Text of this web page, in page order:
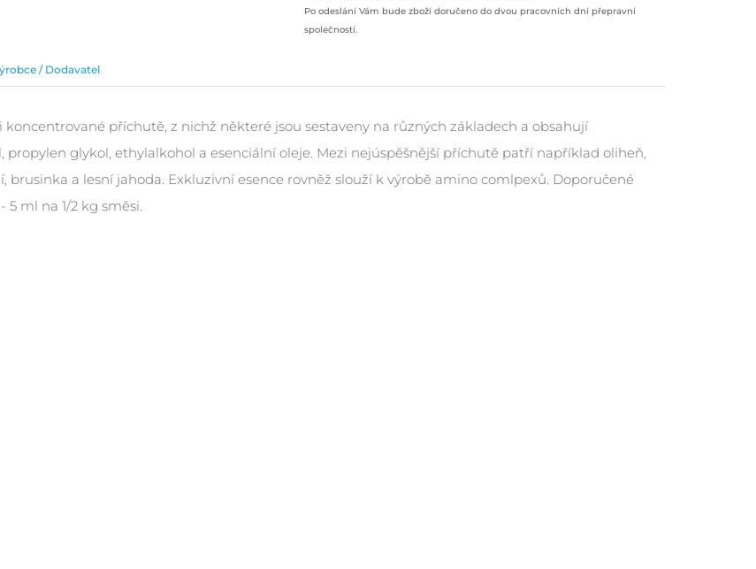
Po odeslání Vám bude zboží doručeno do dvou pracovních dní přepravní
společností.
/ Dodavatel
koncentrované příchutě, z nichž některé jsou sestaveny na různých základech a obsahují
propylen glykol, ethylalkohol a esenciální oleje. Mezi nejúspěšnější příchutě patří například oliheň,
brusinka a lesní jahoda. Exkluzivní esence rovněž slouží k výrobě amino comlpexů. Doporučené
5 ml na 1/2 kg směsi.